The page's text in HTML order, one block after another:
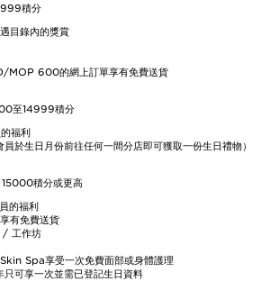
積分
目錄內的獎賞
MOP 600的網上訂單享有免費送貨
至14999積分
福利
於生日月份前往任何一間分店即可獲取一份生日禮物）
積分或更高
的福利
有免費送貨
/ 工作坊
Spa享受一次免費面部或身體護理
只可享一次並需已登記生日資料